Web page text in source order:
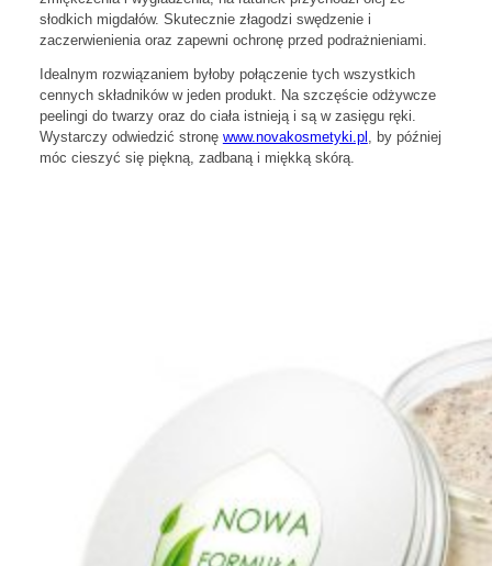
słodkich migdałów. Skutecznie złagodzi swędzenie i
zaczerwienienia oraz zapewni ochronę przed podrażnieniami.
Idealnym rozwiązaniem byłoby połączenie tych wszystkich
cennych składników w jeden produkt. Na szczęście odżywcze
peelingi do twarzy oraz do ciała istnieją i są w zasięgu ręki.
Wystarczy odwiedzić stronę www.novakosmetyki.pl , by później
móc cieszyć się piękną, zadbaną i miękką skórą.